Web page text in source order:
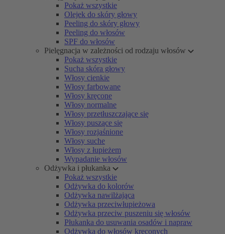
Pokaż wszystkie
Olejek do skóry głowy
Peeling do skóry głowy
Peeling do włosów
SPF do włosów
Pielęgnacja w zależności od rodzaju włosów
Pokaż wszystkie
Sucha skóra głowy
Włosy cienkie
Włosy farbowane
Włosy kręcone
Włosy normalne
Włosy przetłuszczające się
Włosy puszące się
Włosy rozjaśnione
Włosy suche
Włosy z łupieżem
Wypadanie włosów
Odżywka i płukanka
Pokaż wszystkie
Odżywka do kolorów
Odżywka nawilżająca
Odżywka przeciwłupieżowa
Odżywka przeciw puszeniu się włosów
Płukanka do usuwania osadów i napraw
Odżywka do włosów kręconych